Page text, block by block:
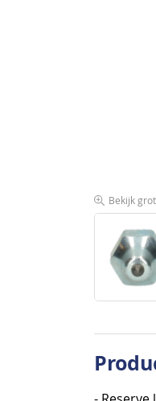
Bekijk
het